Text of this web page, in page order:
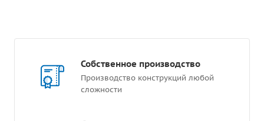
Собственное производство
Производство конструкций любой
сложности